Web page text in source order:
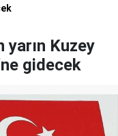
yarın Kuzey
gidecek